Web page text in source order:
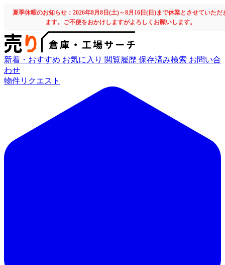
夏季休暇のお知らせ：2026年8月8日(土)～8月16日(日)まで休業とさせていただ
ます。ご不便をおかけしますがよろしくお願いします。
新着・おすすめ お気に入り 閲覧履歴 保存済み検索 お問い合
わせ
物件リクエスト